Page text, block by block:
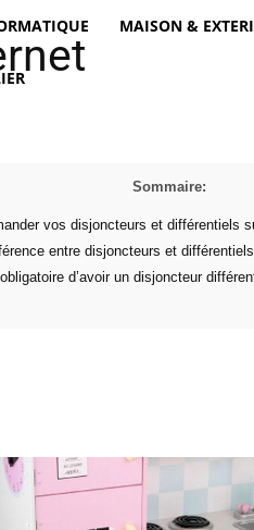
MAISON &
Sommaire:
vos disjoncteurs et différentiels
entre disjoncteurs et différentiels
d’avoir un disjoncteur